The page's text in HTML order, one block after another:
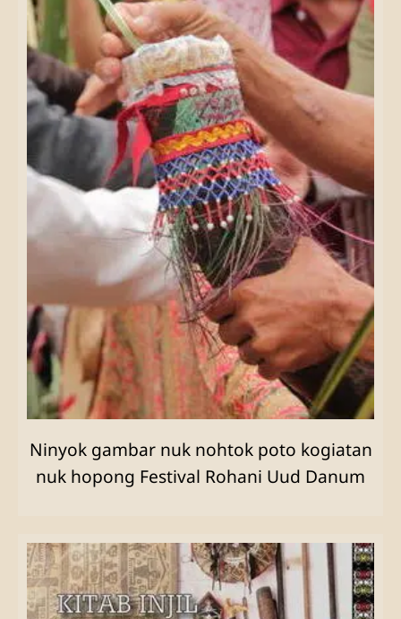
Ninyok gambar nuk nohtok poto kogiatan
nuk hopong Festival Rohani Uud Danum